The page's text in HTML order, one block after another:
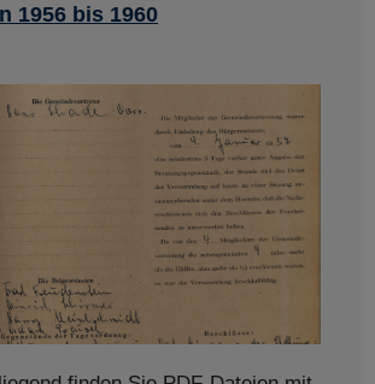
1956 bis 1960